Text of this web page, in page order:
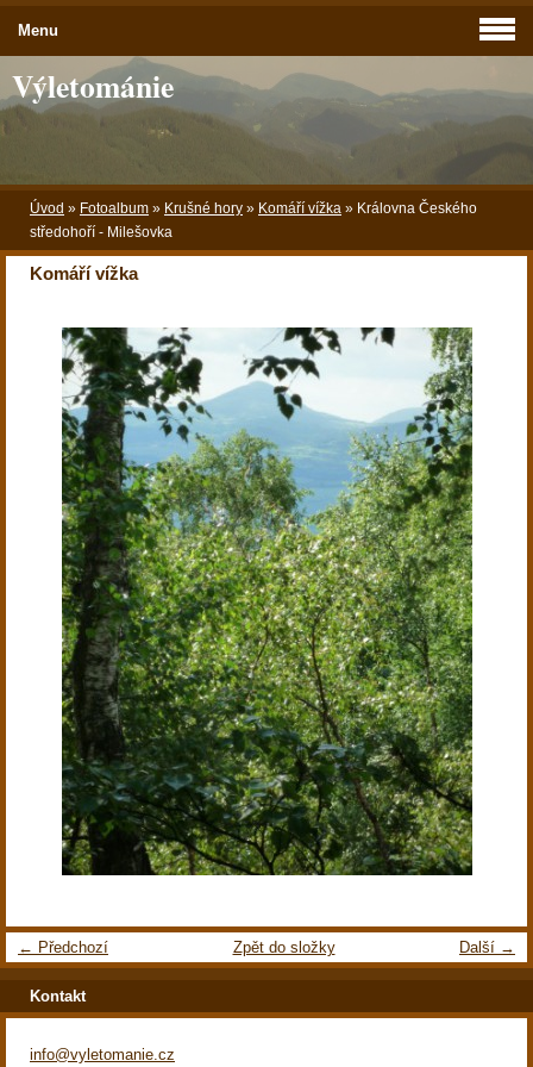
Výletománie
Úvod » Fotoalbum » Krušné hory » Komáří vížka » Královna Českého
středohoří - Milešovka
Komáří vížka
← Předchozí Další →
Zpět do složky
Menu
Kontakt
info@vyletomanie.cz